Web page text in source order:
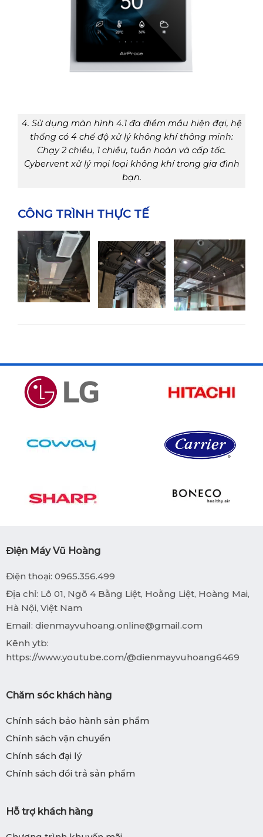
4. Sử dụng màn hình 4.1 đa điểm mầu hiện đại, hệ
thống có 4 chế độ xử lý không khí thông minh:
Chạy 2 chiều, 1 chiều, tuần hoàn và cấp tốc.
Cybervent xử lý mọi loại không khí trong gia đình
bạn.
CÔNG TRÌNH THỰC TẾ
Điện Máy Vũ Hoàng
Điện thoại: 0965.356.499
Địa chỉ: Lô 01, Ngõ 4 Bằng Liệt, Hoằng Liệt, Hoàng Mai,
Hà Nội, Việt Nam
Email: dienmayvuhoang.online@gmail.com
Kênh ytb:
https://www.youtube.com/@dienmayvuhoang6469
Chăm sóc khách hàng
Chính sách bảo hành sản phẩm
Chính sách vận chuyển
Chính sách đại lý
Chính sách đổi trả sản phẩm
Hỗ trợ khách hàng